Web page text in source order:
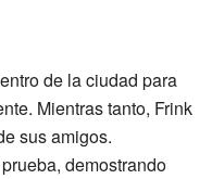
de la ciudad para
Mientras tanto, Frink
sus amigos.
demostrando